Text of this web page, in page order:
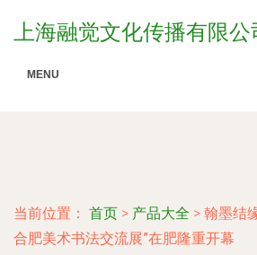
上海融觉文化传播有限公
MENU
当前位置： 首页 > 产品大全 > 翰墨结
合肥美术书法交流展”在肥隆重开幕